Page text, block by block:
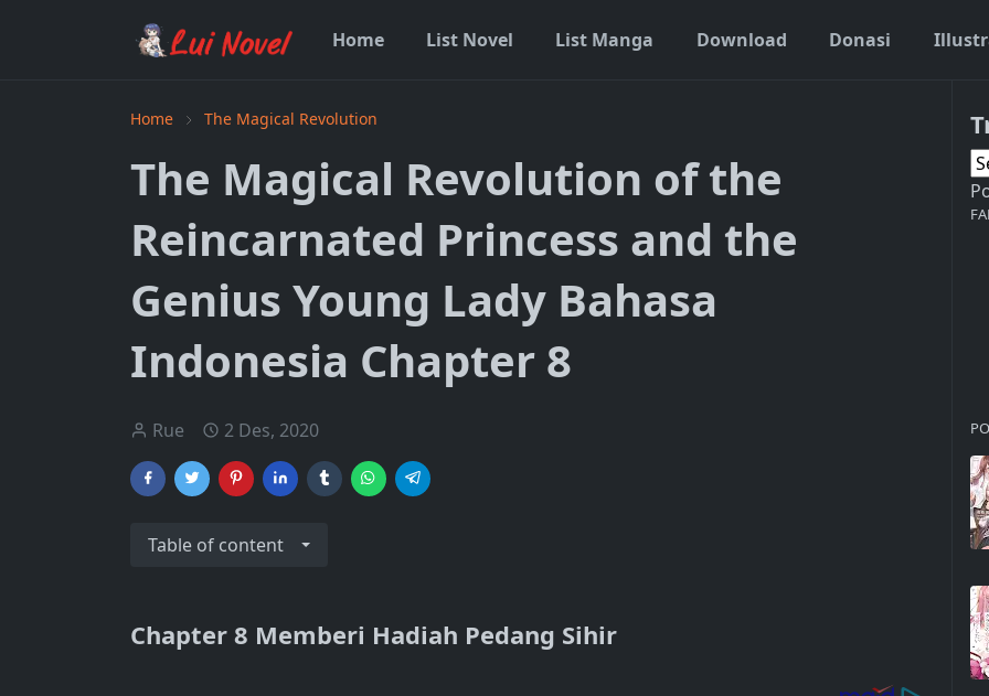
Home List Novel List Manga Download Donasi
Home The Magical Revolution
The Magical Revolution of the
Reincarnated Princess and the
Genius Young Lady Bahasa
Indonesia Chapter 8
Rue 2 Des, 2020
Table of content
Chapter 8 Memberi Hadiah Pedang Sihir